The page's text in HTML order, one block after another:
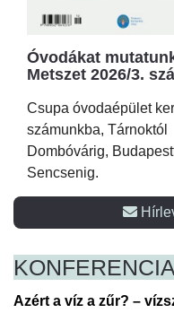
Óvodákat
Metszet 2026/3.
Csupa óvodaépület
számunkba, Tárnoktól
Dombóvárig,
Sencsenig.
KONFERENCIA
Azért a víz a zűr? –